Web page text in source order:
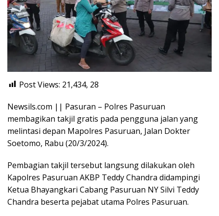
Post Views: 21,434, 28
Newsils.com || Pasuran – Polres Pasuruan
membagikan takjil gratis pada pengguna jalan yang
melintasi depan Mapolres Pasuruan, Jalan Dokter
Soetomo, Rabu (20/3/2024).
Pembagian takjil tersebut langsung dilakukan oleh
Kapolres Pasuruan AKBP Teddy Chandra didampingi
Ketua Bhayangkari Cabang Pasuruan NY Silvi Teddy
Chandra beserta pejabat utama Polres Pasuruan.